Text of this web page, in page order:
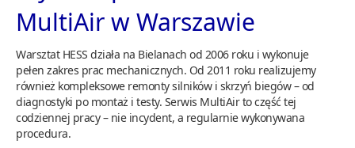
MultiAir w Warszawie
Warsztat HESS działa na Bielanach od 2006 roku i wykonuje
pełen zakres prac mechanicznych. Od 2011 roku realizujemy
również kompleksowe remonty silników i skrzyń biegów – od
diagnostyki po montaż i testy. Serwis MultiAir to część tej
codziennej pracy – nie incydent, a regularnie wykonywana
procedura.